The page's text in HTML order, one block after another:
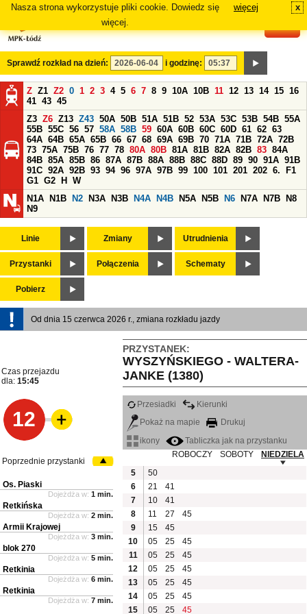
Nasza strona wykorzystuje pliki cookie. Dowiedz się
więcej.
więcej x
Sprawdź rozkład na dzień: i godzinę:
Z Z1 Z2 0 1 2 3 4 5 6 7 8 9 10A 10B 11 12 13 14 15 16
41 43 45
Z3 Z6 Z13 Z43 50A 50B 51A 51B 52 53A 53C 53B 54B 55A
55B 55C 56 57 58A 58B 59 60A 60B 60C 60D 61 62 63
64A 64B 65A 65B 66 67 68 69A 69B 70 71A 71B 72A 72B
73 75A 75B 76 77 78 80A 80B 81A 81B 82A 82B 83 84A
84B 85A 85B 86 87A 87B 88A 88B 88C 88D 89 90 91A 91B
91C 92A 92B 93 94 96 97A 97B 99 100 101 201 202 6.
F1
G1 G2 H
W
N1A
N1B N2 N3A N3B N4A N4B N5A N5B N6 N7A N7B
N8
N9
Linie Zmiany Utrudnienia
Przystanki Połączenia Schematy
Pobierz
Od dnia 15 czerwca 2026 r., zmiana rozkładu jazdy
PRZYSTANEK:
WYSZYŃSKIEGO - WALTERA-
JANKE (1380)
Czas przejazdu
dla: 15:45
12
Przesiadki
Kierunki
Pokaż na mapie
Drukuj
ikony
Tabliczka jak na przystanku
ROBOCZY
SOBOTY
NIEDZIELA
5
50
6
21
41
7
10
41
8
11 27
45
9
15
45
10
05 25
45
11
05 25
45
12
05 25
45
13
05 25
45
14
05 25
45
15
05 25 45
Poprzednie przystanki
Os. Piaski
Dojeżdża w: 1 min.
Retkińska
Dojeżdża w: 2 min.
Armii Krajowej
Dojeżdża w: 3 min.
blok 270
Dojeżdża w: 5 min.
Retkinia
Dojeżdża w: 6 min.
Retkinia
Dojeżdża w: 7 min.